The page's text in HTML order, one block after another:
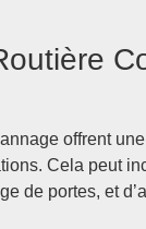
offrent
Cela peut
de portes, et